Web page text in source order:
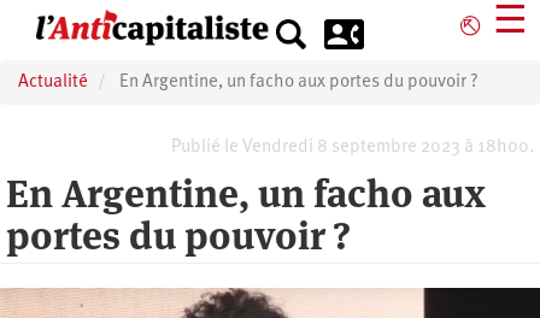
principal
⎋ ☰
Actualité En Argentine, un facho aux portes du pouvoir ?
Publié le Vendredi 8 septembre 2023 à 18h00.
En Argentine, un facho aux
portes du pouvoir ?